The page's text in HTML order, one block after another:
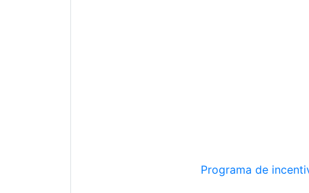
Programa de